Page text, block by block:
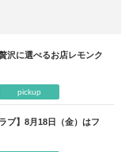
沢に選べるお店レモンク
pickup
ブ】8月18日（金）はフ